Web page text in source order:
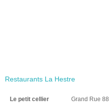
Restaurants La Hestre
Le petit cellier Grand Rue 88